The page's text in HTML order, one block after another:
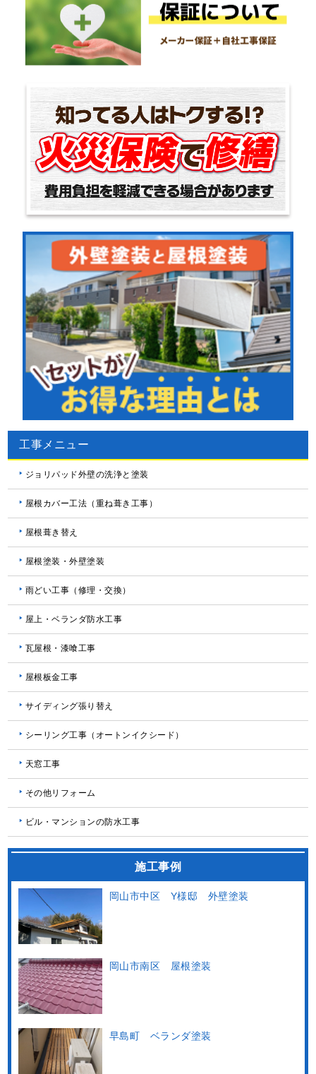
工事メニュー
ジョリパッド外壁の洗浄と塗装
屋根カバー工法（重ね葺き工事）
屋根葺き替え
屋根塗装・外壁塗装
雨どい工事（修理・交換）
屋上・ベランダ防水工事
瓦屋根・漆喰工事
屋根板金工事
サイディング張り替え
シーリング工事（オートンイクシード）
天窓工事
その他リフォーム
ビル・マンションの防水工事
施工事例
岡山市中区 Y様邸 外壁塗装
岡山市南区 屋根塗装
早島町 ベランダ塗装